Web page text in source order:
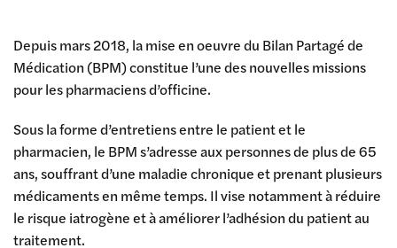
Depuis mars 2018, la mise en oeuvre du Bilan Partagé de
Médication (BPM) constitue l’une des nouvelles missions
pour les pharmaciens d’officine.
Sous la forme d’entretiens entre le patient et le
pharmacien, le BPM s’adresse aux personnes de plus de 65
ans, souffrant d’une maladie chronique et prenant plusieurs
médicaments en même temps. Il vise notamment à réduire
le risque iatrogène et à améliorer l’adhésion du patient au
traitement.